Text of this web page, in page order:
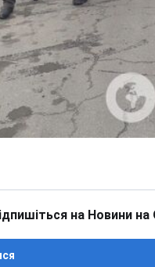
на Новини на